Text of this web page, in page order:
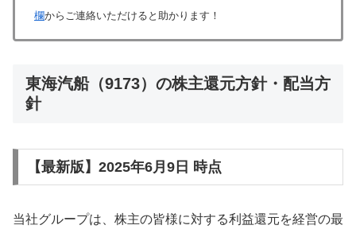
欄からご連絡いただけると助かります！
東海汽船（9173）の株主還元方針・配当方
針
【最新版】2025年6月9日 時点
当社グループは、株主の皆様に対する利益還元を経営の最